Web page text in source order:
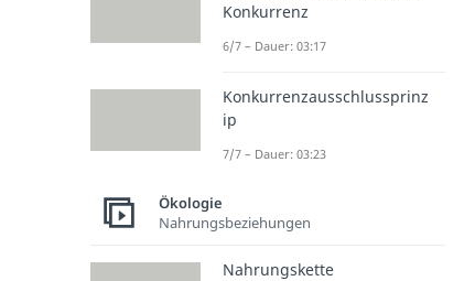
Konkurrenz
6/7 – Dauer: 03:17
Konkurrenzausschlussprinz
ip
7/7 – Dauer: 03:23
Ökologie
Nahrungsbeziehungen
Nahrungskette